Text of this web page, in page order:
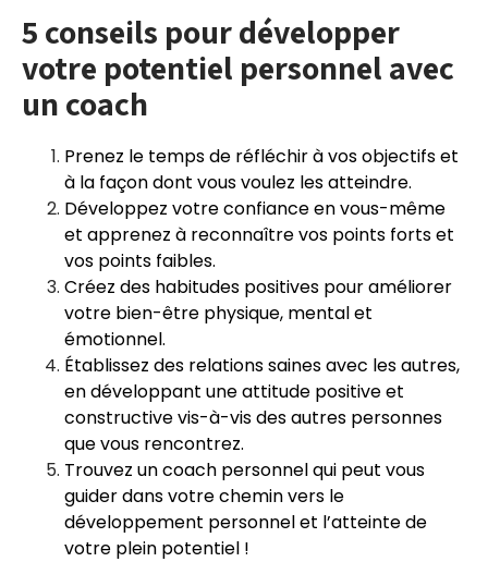
5 conseils pour développer
votre potentiel personnel avec
un coach
Prenez le temps de réfléchir à vos objectifs et
à la façon dont vous voulez les atteindre.
Développez votre confiance en vous-même
et apprenez à reconnaître vos points forts et
vos points faibles.
Créez des habitudes positives pour améliorer
votre bien-être physique, mental et
émotionnel.
Établissez des relations saines avec les autres,
en développant une attitude positive et
constructive vis-à-vis des autres personnes
que vous rencontrez.
Trouvez un coach personnel qui peut vous
guider dans votre chemin vers le
développement personnel et l’atteinte de
votre plein potentiel !